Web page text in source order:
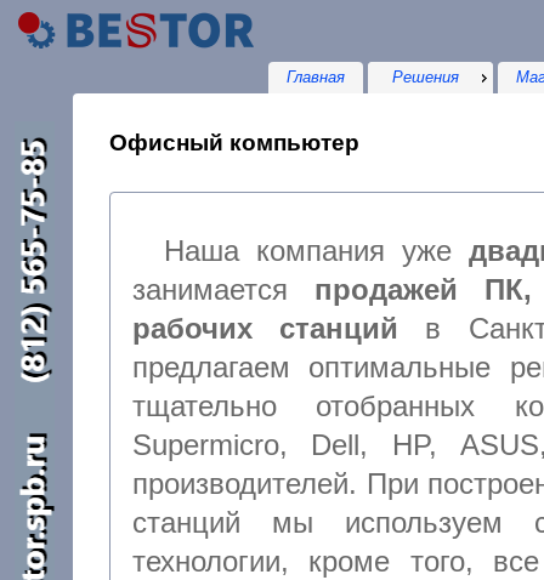
Главная Решения
Офисный компьютер
Наша компания уже
занимается продажей
рабочих станций
предлагаем оптимальные решения на основе
тщательно отобранных
Supermicro, Dell, HP,
производителей. При
станций мы используем самые
технологии, кроме того, все наши ПК, графические и